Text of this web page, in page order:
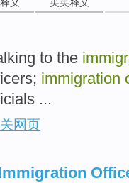
to the
immigration
...
网页